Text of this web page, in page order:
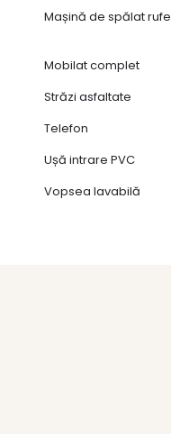
Mașină de spălat rufe
Mobilat complet
Străzi asfaltate
Telefon
Ușă intrare PVC
Vopsea lavabilă